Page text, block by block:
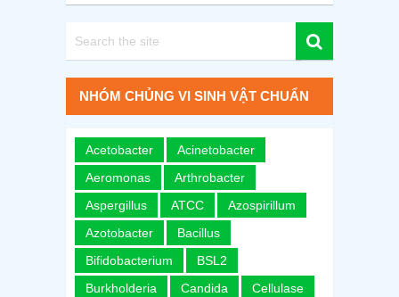
NHÓM CHỦNG VI SINH VẬT CHUẨN
Acetobacter
Acinetobacter
Aeromonas
Arthrobacter
Aspergillus
ATCC
Azospirillum
Azotobacter
Bacillus
Bifidobacterium
BSL2
Burkholderia
Candida
Cellulase